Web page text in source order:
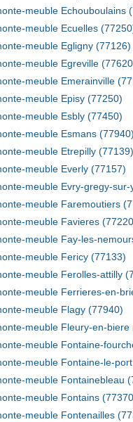
meuble Echouboulains
meuble Ecuelles
meuble Egligny (77126)
meuble Egreville
meuble Emerainville
meuble Episy (77250)
meuble Esbly (77450)
meuble Esmans (77940)
meuble Etrepilly (77139)
meuble Everly (77157)
meuble Evry-gregy-
meuble Faremoutiers
meuble Favieres
meuble Fay-les-
meuble Fericy (77133)
meuble Ferolles-attilly
meuble Ferrieres-en-
meuble Flagy (77940)
meuble Fleury-en-biere
meuble Fontaine-
meuble Fontaine-le-
meuble Fontainebleau
meuble Fontains
meuble Fontenailles